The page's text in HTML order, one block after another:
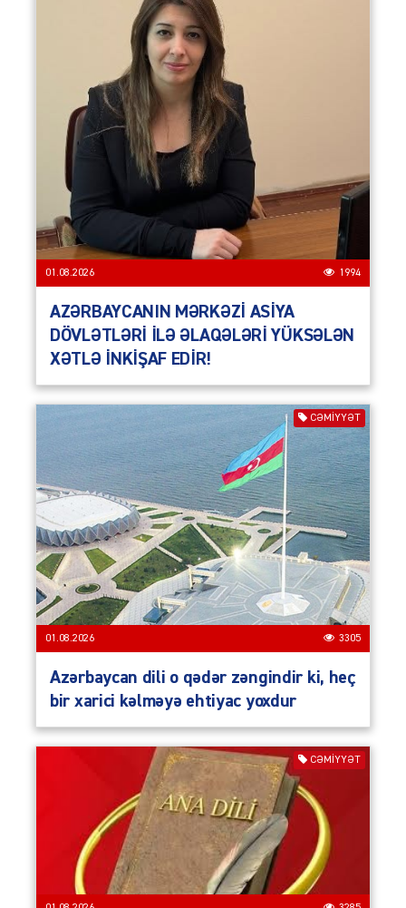
01.08.2026 1994
AZƏRBAYCANIN MƏRKƏZİ ASİYA
DÖVLƏTLƏRİ İLƏ ƏLAQƏLƏRİ YÜKSƏLƏN
XƏTLƏ İNKİŞAF EDİR!
CƏMIYYƏT
01.08.2026 3305
Azərbaycan dili o qədər zəngindir ki, heç
bir xarici kəlməyə ehtiyac yoxdur
CƏMIYYƏT